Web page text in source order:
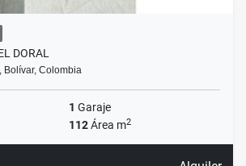
DORAL
Bolívar, Colombia
1 Garaje
112Área m2